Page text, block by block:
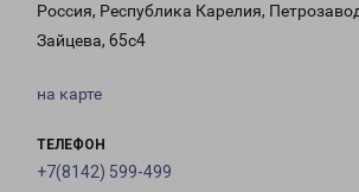
Россия, Республика Карелия,
Зайцева, 65с4
на карте
ТЕЛЕФОН
+7(8142) 599-499